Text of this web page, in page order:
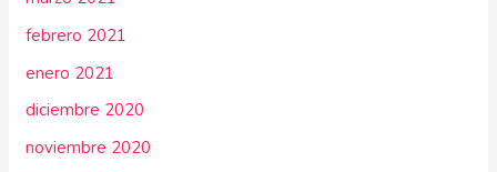
febrero 2021
enero 2021
diciembre 2020
noviembre 2020